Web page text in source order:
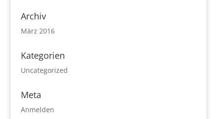
Archiv
März 2016
Kategorien
Uncategorized
Meta
Anmelden